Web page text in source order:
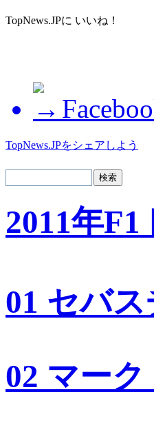
TopNews.JPに いいね！
TopNews.JPをシェアしよう
2011年
01 セバ
02 マー